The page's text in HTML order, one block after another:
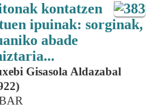
kontatzen
ipuinak: sorginak,
abade
Gisasola Aldazabal